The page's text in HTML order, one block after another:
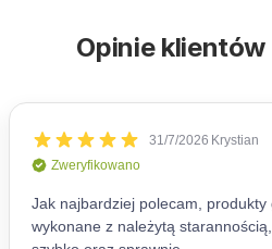
Opinie klientów